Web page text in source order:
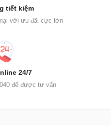
tiết kiệm
với ưu đãi cực lớn
24/7
để được tư vấn